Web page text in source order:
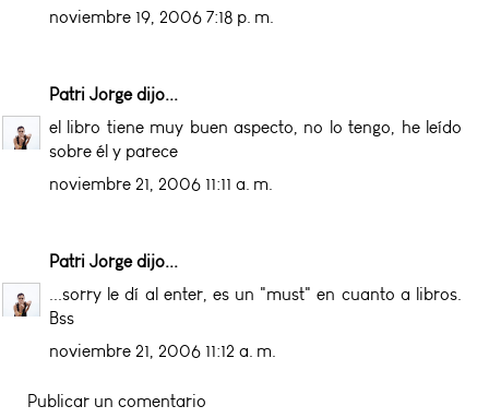
noviembre 19, 2006 7:18 p. m.
Patri Jorgedijo...
el libro tiene muy buen aspecto, no lo tengo, he leído
sobre él y parece
noviembre 21, 2006 11:11 a. m.
Patri Jorgedijo...
...sorry le dí al enter, es un "must" en cuanto a libros.
Bss
noviembre 21, 2006 11:12 a. m.
Publicar un comentario